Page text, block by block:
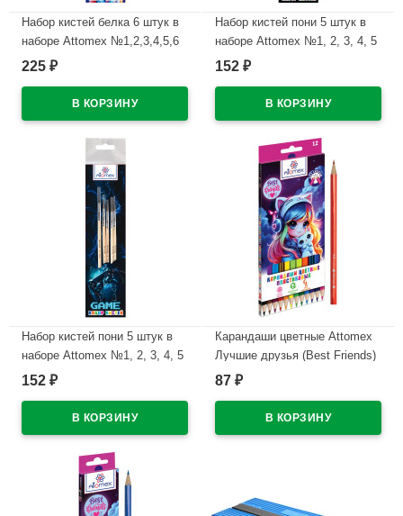
Набор кистей белка 6 штук в
наборе Attomex №1,2,3,4,5,6
Лучшие друзья (Best Friends)
225 ₽
Набор кистей пони 5 штук в
наборе Attomex №1, 2, 3, 4, 5
Единорог (Unicorn)
152 ₽
Набор кистей пони 5 штук в
наборе Attomex №1, 2, 3, 4, 5
Игра (GAME) арт.8072604
152 ₽
Карандаши цветные Attomex
Лучшие друзья (Best Friends)
12 цветов 2М 2,65 мм
арт.5022632
87 ₽